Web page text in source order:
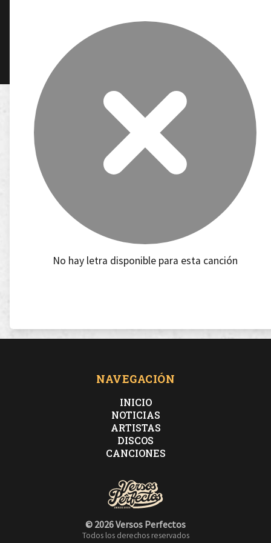
No hay letra disponible para esta canción
NAVEGACIÓN
INICIO
NOTICIAS
ARTISTAS
DISCOS
CANCIONES
© 2026 Versos Perfectos
Todos los derechos reservados